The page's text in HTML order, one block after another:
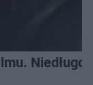
Niedługo